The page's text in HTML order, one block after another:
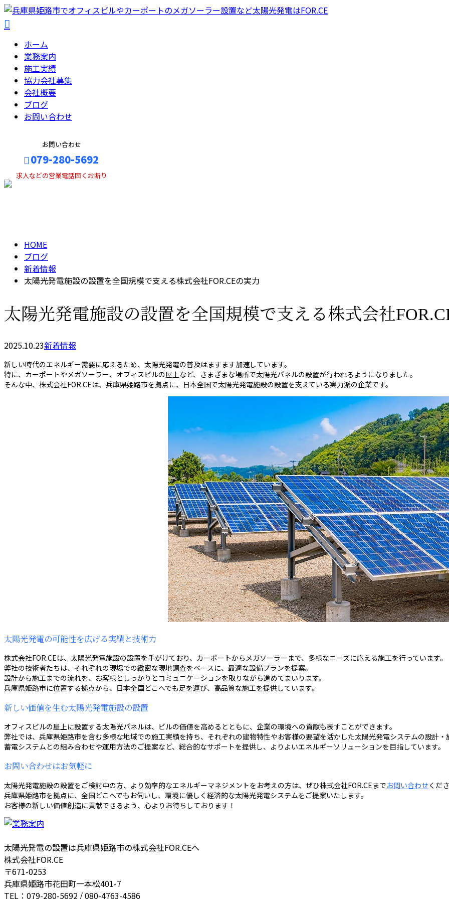
ホーム
業務案内
施工実績
協力会社募集
会社概要
ブログ
お問い合わせ
お問い合わせ
079-280-5692
求人などの営業電話固くお断り
HOME
ブログ
新着情報
太陽光発電施設の設置を全国規模で支える株式会社FOR.CEの実力
太陽光発電施設の設置を全国規模で支える株式会社
2025.10.23新着情報
新しい時代のエネルギー需要に応えるため、太陽光発電の普及はますます加速しています。
特に、カーポートやメガソーラー、オフィスビルの屋上など、さまざまな場所で太陽光パネルの設置が行われるようになりました。
そんな中、株式会社FOR.CEは、兵庫県姫路市を拠点に、日本全国で太陽光発電施設の設置を支えている実力派の企業です。
太陽光発電の可能性を広げる実績と技術力
株式会社FOR.CEは、太陽光発電施設の設置を手がけており、カーポートからメガソーラーまで、多様なニーズに応える施工を行っています。
弊社の技術者たちは、それぞれの現場での緻密な現地調査をベースに、最適な設備プランを提案。
設計から施工までの流れを、お客様としっかりとコミュニケーションを取りながら進めてまいります。
兵庫県姫路市に位置する拠点から、日本全国どこへでも足を運び、高品質な施工を提供しています。
新しい価値を生む太陽光発電施設の設置
オフィスビルの屋上に設置する太陽光パネルは、ビルの価値を高めるとともに、企業の環境への貢献も表すことができます。
弊社では、兵庫県姫路市を含む多様な地域での施工実績を持ち、それぞれの建物特性やお客様の要望を活かした太陽光発電システムの設計・
蓄電システムとの組み合わせや運用方法のご提案など、総合的なサポートを提供し、よりよいエネルギーソリューションを目指しています。
お問い合わせはお気軽に
太陽光発電施設の設置をご検討中の方、より効率的なエネルギーマネジメントをお考えの方は、ぜひ株式会社FOR.CEまでお問い合わせ くだ
兵庫県姫路市を拠点に、全国どこへでもお伺いし、環境に優しく経済的な太陽光発電システムをご提案いたします。
お客様の新しい価値創造に貢献できるよう、心よりお待ちしております！
太陽光発電の設置は兵庫県姫路市の株式会社FOR.CEへ
株式会社FOR.CE
〒671-0253
兵庫県姫路市花田町一本松401-7
TEL：079-280-5692 / 080-4763-4586